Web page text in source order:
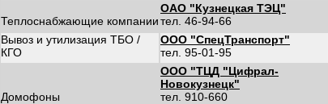
Теплоснабжающие компании
ОАО "Кузнецкая ТЭЦ"
тел. 46-94-66
Вывоз и утилизация ТБО /
КГО
ООО "СпецТранспорт"
тел. 95-01-95
Домофоны
ООО "ТЦД "Цифрал-
Новокузнецк"
тел. 910-660